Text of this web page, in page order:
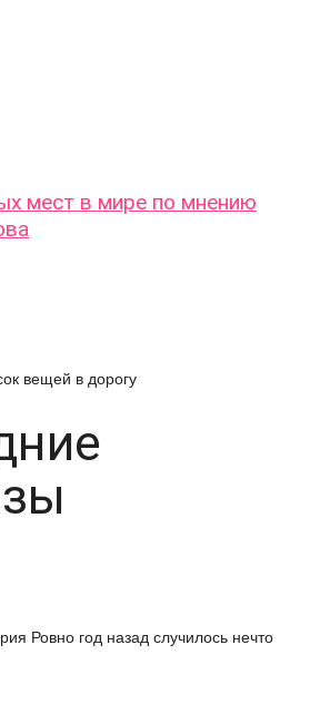
мест в мире по мнению
вещей в дорогу
Ровно год назад случилось нечто